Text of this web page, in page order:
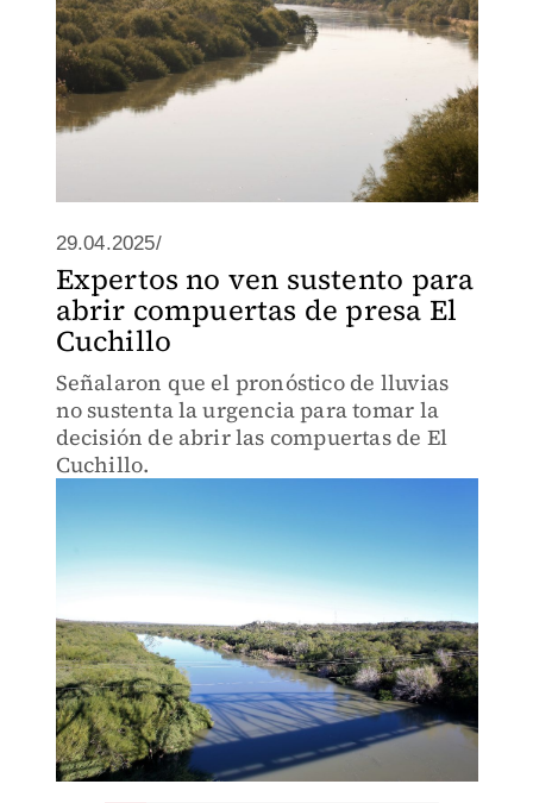
29.04.2025/
Expertos no ven sustento para
abrir compuertas de presa El
Cuchillo
Señalaron que el pronóstico de lluvias
no sustenta la urgencia para tomar la
decisión de abrir las compuertas de El
Cuchillo.